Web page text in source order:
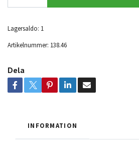
Lagersaldo: 1
Artikelnummer: 138.46
Dela
INFORMATION